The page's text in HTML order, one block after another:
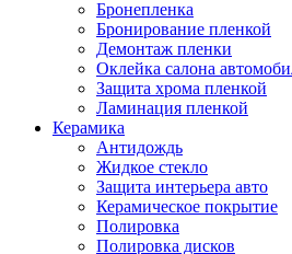
Бронепленка
Бронирование пленкой
Демонтаж пленки
Оклейка салона
Защита хрома пленкой
Ламинация пленкой
Керамика
Антидождь
Жидкое стекло
Защита интерьера авто
Керамическое покрытие
Полировка
Полировка дисков